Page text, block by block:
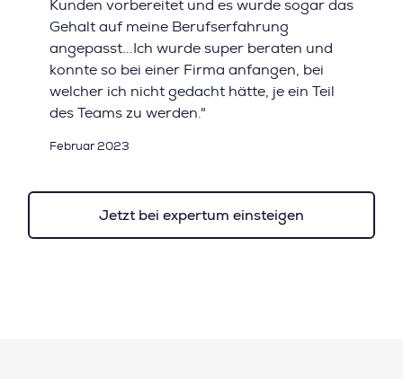
Kunden vorbereitet und es wurde sogar das
Gehalt auf meine Berufserfahrung
angepasst...Ich wurde super beraten und
konnte so bei einer Firma anfangen, bei
welcher ich nicht gedacht hätte, je ein Teil
des Teams zu werden."
Februar 2023
Jetzt bei expertum einsteigen